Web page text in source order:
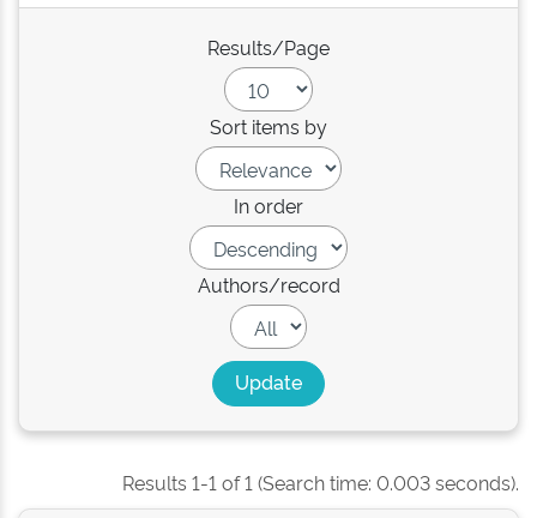
Results/Page
Sort items by
In order
Authors/record
Results 1-1 of 1 (Search time: 0.003 seconds).